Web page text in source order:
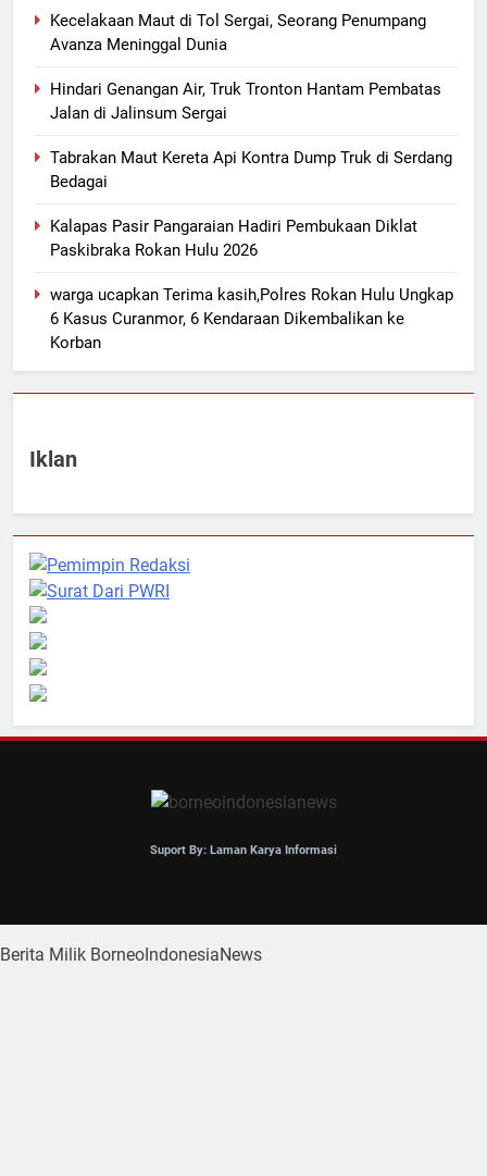
Kecelakaan Maut di Tol Sergai, Seorang Penumpang
Avanza Meninggal Dunia
Hindari Genangan Air, Truk Tronton Hantam Pembatas
Jalan di Jalinsum Sergai
Tabrakan Maut Kereta Api Kontra Dump Truk di Serdang
Bedagai
Kalapas Pasir Pangaraian Hadiri Pembukaan Diklat
Paskibraka Rokan Hulu 2026
warga ucapkan Terima kasih,Polres Rokan Hulu Ungkap
6 Kasus Curanmor, 6 Kendaraan Dikembalikan ke
Korban
Iklan
Suport By: Laman Karya Informasi
Berita Milik BorneoIndonesiaNews